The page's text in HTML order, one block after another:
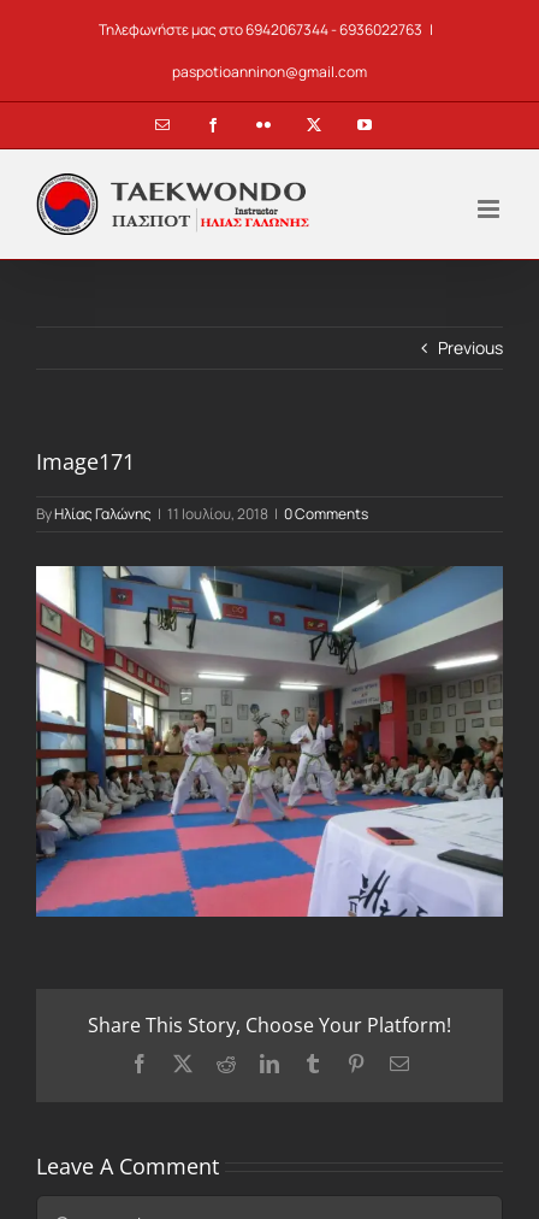
Τηλεφωνήστε μας στο 6942067344 - 6936022763 |
paspotioanninon@gmail.com
Email FacebookFlickr YouTube
Previous
Image171
ByΗλίας Γαλώνης | 11 Ιουλίου, 2018 | 0 Comments
Share This Story, Choose Your Platform!
Facebook RedditLinkedInTumblr PinterestEmail
Leave A Comment
Comment